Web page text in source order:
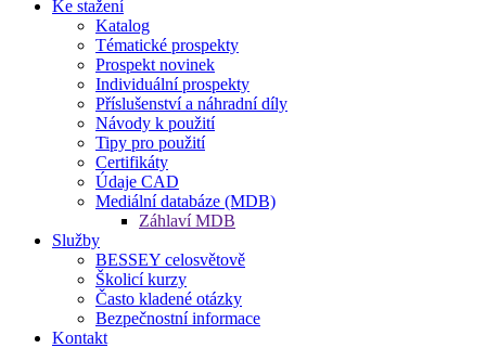
Ke stažení
Katalog
Tématické prospekty
Prospekt novinek
Individuální prospekty
Příslušenství a náhradní díly
Návody k použití
Tipy pro použití
Certifikáty
Údaje CAD
Mediální databáze (MDB)
Záhlaví MDB
Služby
BESSEY celosvětově
Školicí kurzy
Často kladené otázky
Bezpečnostní informace
Kontakt